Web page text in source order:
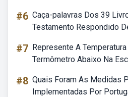
#6 Caça-palavras Dos 39
Testamento Respondido
#7 Represente A
Termômetro Abaixo Na
#8 Quais Foram As Medidas
Implementadas Por